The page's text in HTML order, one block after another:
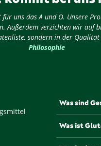
uns das A und O. Unsere
Außerdem verzichten wir auf
sondern in der
Philosophie
Was sind
Als
Geschmack
werden
Was ist
Gluten ist